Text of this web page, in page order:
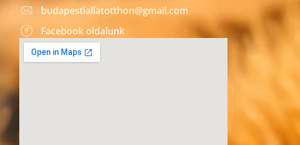
budapestiallatotthon@gmail.com
Facebook oldalunk